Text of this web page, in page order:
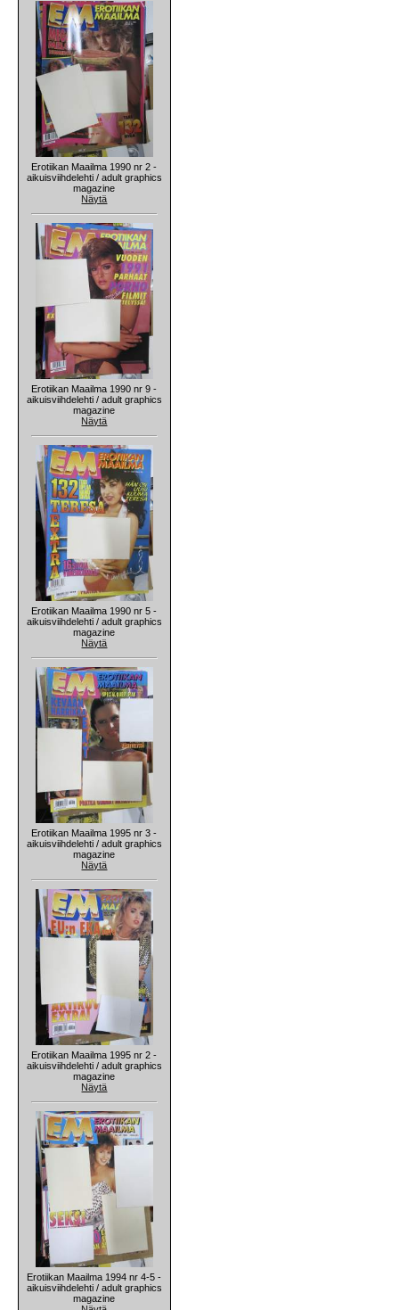
Erotiikan Maailma 1990 nr 2 -
aikuisviihdelehti / adult graphics
magazine
Näytä
Erotiikan Maailma 1990 nr 9 -
aikuisviihdelehti / adult graphics
magazine
Näytä
Erotiikan Maailma 1990 nr 5 -
aikuisviihdelehti / adult graphics
magazine
Näytä
Erotiikan Maailma 1995 nr 3 -
aikuisviihdelehti / adult graphics
magazine
Näytä
Erotiikan Maailma 1995 nr 2 -
aikuisviihdelehti / adult graphics
magazine
Näytä
Erotiikan Maailma 1994 nr 4-5 -
aikuisviihdelehti / adult graphics
magazine